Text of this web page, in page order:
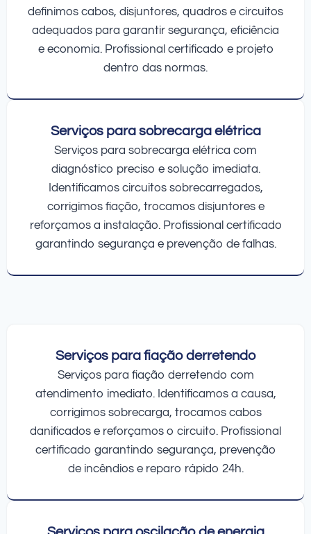
definimos cabos, disjuntores, quadros e circuitos
adequados para garantir segurança, eficiência
e economia. Profissional certificado e projeto
dentro das normas.
Serviços para sobrecarga elétrica
Serviços para sobrecarga elétrica com
diagnóstico preciso e solução imediata.
Identificamos circuitos sobrecarregados,
corrigimos fiação, trocamos disjuntores e
reforçamos a instalação. Profissional certificado
garantindo segurança e prevenção de falhas.
Serviços para fiação derretendo
Serviços para fiação derretendo com
atendimento imediato. Identificamos a causa,
corrigimos sobrecarga, trocamos cabos
danificados e reforçamos o circuito. Profissional
certificado garantindo segurança, prevenção
de incêndios e reparo rápido 24h.